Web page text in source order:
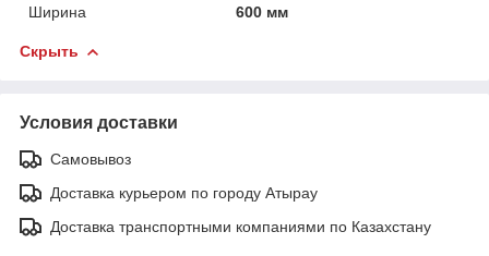
Ширина
600 мм
Скрыть
Условия доставки
Самовывоз
Доставка курьером по городу Атырау
Доставка транспортными компаниями по Казахстану